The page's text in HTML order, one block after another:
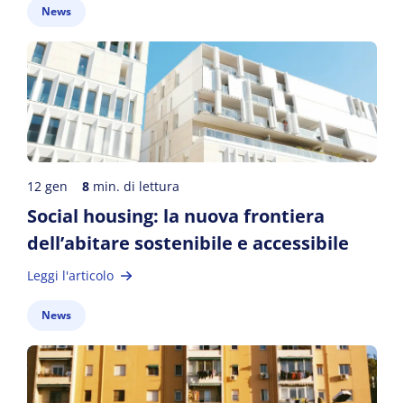
News
12 gen 8 min. di lettura
Social housing: la nuova frontiera
dell’abitare sostenibile e accessibile
Leggi l'articolo
News